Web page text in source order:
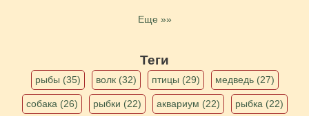
Еще »»
Теги
рыбы (35) волк (32) птицы (29) медведь (27)
собака (26) рыбки (22) аквариум (22) рыбка (22)